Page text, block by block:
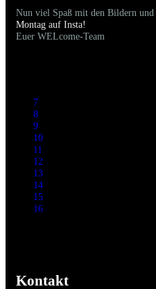
Nun viel Spaß mit den Bildern und
Montag auf Insta!
Euer WELcome-Team
7
8
9
10
11
12
13
14
15
16
Kontakt